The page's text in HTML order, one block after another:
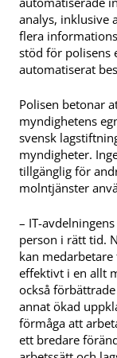
analys, inklusive
flera
stöd för polisens
automatiserat
Polisen betonar
myndighetens
svensk
myndigheter.
tillgänglig för
molntjänster
– IT-
person i rätt tid.
kan
effektivt i en allt
också
annat ökad
förmåga att
ett bredare